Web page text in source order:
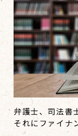
弁護士、司法書
それにファイナ